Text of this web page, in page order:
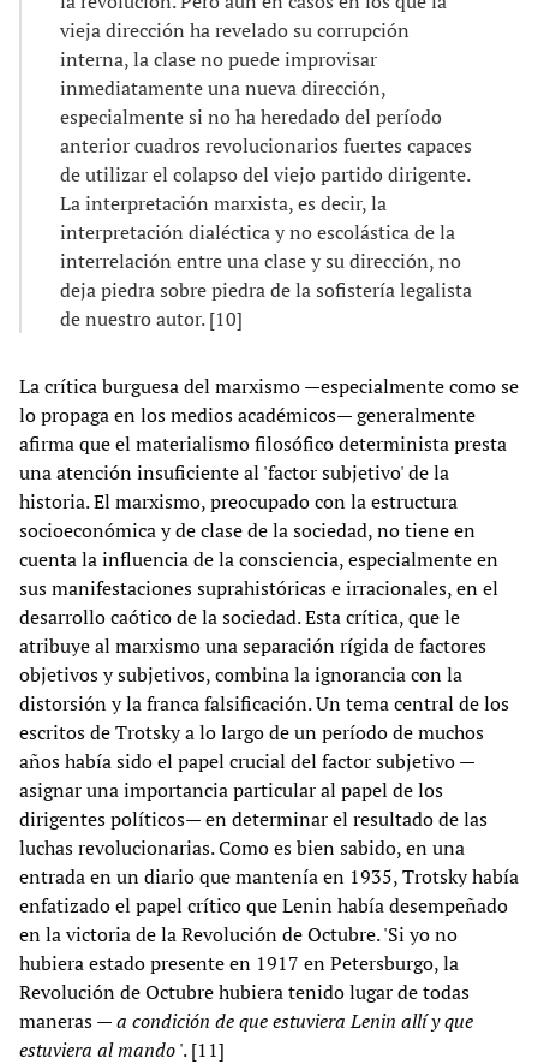
vieja dirección ha revelado su corrupción
interna, la clase no puede improvisar
inmediatamente una nueva dirección,
especialmente si no ha heredado del período
anterior cuadros revolucionarios fuertes capaces
de utilizar el colapso del viejo partido dirigente.
La interpretación marxista, es decir, la
interpretación dialéctica y no escolástica de la
interrelación entre una clase y su dirección, no
deja piedra sobre piedra de la sofistería legalista
de nuestro autor. [10]
La crítica burguesa del marxismo —especialmente como se
lo propaga en los medios académicos— generalmente
afirma que el materialismo filosófico determinista presta
una atención insuficiente al 'factor subjetivo' de la
historia. El marxismo, preocupado con la estructura
socioeconómica y de clase de la sociedad, no tiene en
cuenta la influencia de la consciencia, especialmente en
sus manifestaciones suprahistóricas e irracionales, en el
desarrollo caótico de la sociedad. Esta crítica, que le
atribuye al marxismo una separación rígida de factores
objetivos y subjetivos, combina la ignorancia con la
distorsión y la franca falsificación. Un tema central de los
escritos de Trotsky a lo largo de un período de muchos
años había sido el papel crucial del factor subjetivo —
asignar una importancia particular al papel de los
dirigentes políticos— en determinar el resultado de las
luchas revolucionarias. Como es bien sabido, en una
entrada en un diario que mantenía en 1935, Trotsky había
enfatizado el papel crítico que Lenin había desempeñado
en la victoria de la Revolución de Octubre. 'Si yo no
hubiera estado presente en 1917 en Petersburgo, la
Revolución de Octubre hubiera tenido lugar de todas
maneras —a condición de que estuviera Lenin allí y que
estuviera al mando'. [11]